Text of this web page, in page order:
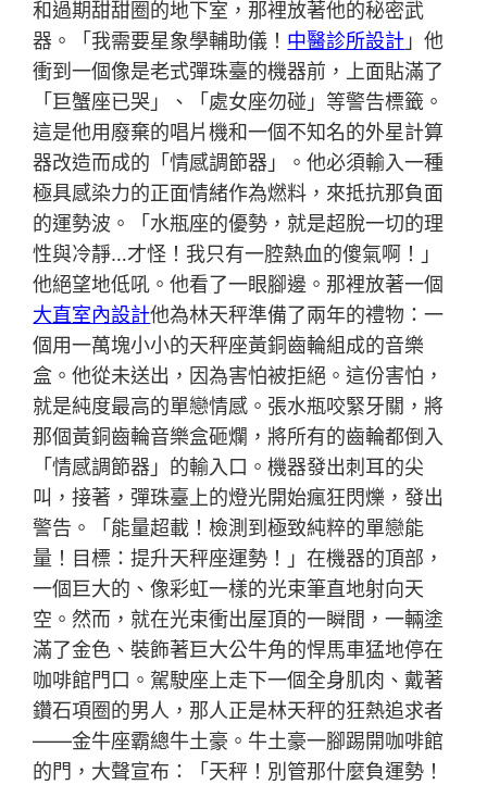
和過期甜甜圈的地下室，那裡放著他的秘密武
器。「我需要星象學輔助儀！ 中醫診所設計 」他
衝到一個像是老式彈珠臺的機器前，上面貼滿了
「巨蟹座已哭」、「處女座勿碰」等警告標籤。
這是他用廢棄的唱片機和一個不知名的外星計算
器改造而成的「情感調節器」。他必須輸入一種
極具感染力的正面情緒作為燃料，來抵抗那負面
的運勢波。「水瓶座的優勢，就是超脫一切的理
性與冷靜…才怪！我只有一腔熱血的傻氣啊！」
他絕望地低吼。他看了一眼腳邊。那裡放著一個
大直室內設計他為林天秤準備了兩年的禮物：一
個用一萬塊小小的天秤座黃銅齒輪組成的音樂
盒。他從未送出，因為害怕被拒絕。這份害怕，
就是純度最高的單戀情感。張水瓶咬緊牙關，將
那個黃銅齒輪音樂盒砸爛，將所有的齒輪都倒入
「情感調節器」的輸入口。機器發出刺耳的尖
叫，接著，彈珠臺上的燈光開始瘋狂閃爍，發出
警告。「能量超載！檢測到極致純粹的單戀能
量！目標：提升天秤座運勢！」在機器的頂部，
一個巨大的、像彩虹一樣的光束筆直地射向天
空。然而，就在光束衝出屋頂的一瞬間，一輛塗
滿了金色、裝飾著巨大公牛角的悍馬車猛地停在
咖啡館門口。駕駛座上走下一個全身肌肉、戴著
鑽石項圈的男人，那人正是林天秤的狂熱追求者
——金牛座霸總牛土豪。牛土豪一腳踢開咖啡館
的門，大聲宣布：「天秤！別管那什麼負運勢！